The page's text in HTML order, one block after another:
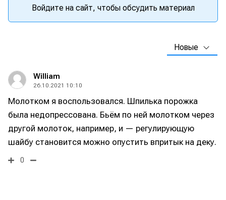
Войдите на сайт, чтобы обсудить материал
Новые
William
26.10.2021 10:10
Молотком я воспользовался. Шпилька порожка
была недопрессована. Бьём по ней молотком через
другой молоток, например, и — регулирующую
шайбу становится можно опустить впритык на деку.
0